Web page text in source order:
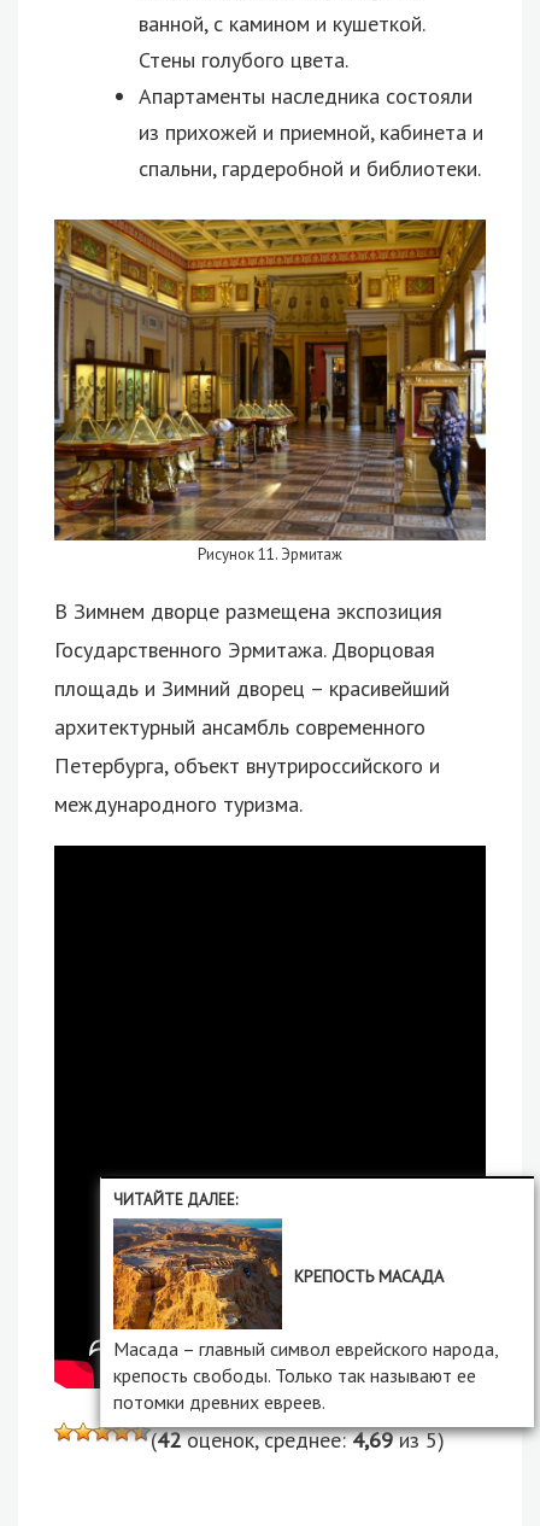
ванной, с камином и кушеткой.
Стены голубого цвета.
Апартаменты наследника состояли
из прихожей и приемной, кабинета и
спальни, гардеробной и библиотеки.
Рисунок 11. Эрмитаж
В Зимнем дворце размещена экспозиция
Государственного Эрмитажа. Дворцовая
площадь и Зимний дворец – красивейший
архитектурный ансамбль современного
Петербурга, объект внутрироссийского и
международного туризма.
(42оценок, среднее:4,69из 5)
ЧИТАЙТЕ ДАЛЕЕ:
КРЕПОСТЬ МАСАДА
Масада – главный символ еврейского народа,
крепость свободы. Только так называют ее
потомки древних евреев.